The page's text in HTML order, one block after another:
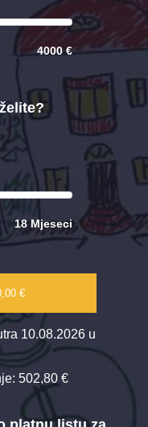
4000 €
18 Mjeseci
€
10.08.2026 u
502,80 €